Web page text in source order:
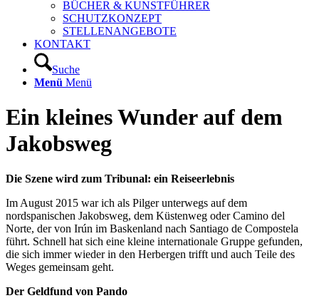
BÜCHER & KUNSTFÜHRER
SCHUTZKONZEPT
STELLENANGEBOTE
KONTAKT
Suche
Menü Menü
Ein kleines Wunder auf dem
Jakobsweg
Die Szene wird zum Tribunal: ein Reiseerlebnis
Im August 2015 war ich als Pilger unterwegs auf dem
nordspanischen Jakobsweg, dem Küstenweg oder Camino del
Norte, der von Irún im Baskenland nach Santiago de Compostela
führt. Schnell hat sich eine kleine internationale Gruppe gefunden,
die sich immer wieder in den Herbergen trifft und auch Teile des
Weges gemeinsam geht.
Der Geldfund von Pando